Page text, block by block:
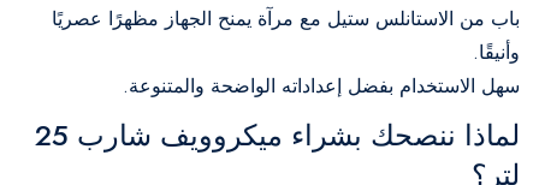
باب من الاستانلس ستيل مع مرآة يمنح الجهاز مظهرًا عصريًا
وأنيقًا.
سهل الاستخدام بفضل إعداداته الواضحة والمتنوعة.
لماذا ننصحك بشراء ميكروويف شارب 25
لتر؟